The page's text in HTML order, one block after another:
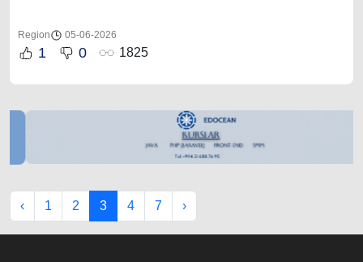
Region 05-06-2026
1 0 1825
‹ 1 2 3 4 7 ›